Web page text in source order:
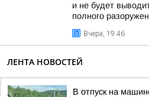
и не будет
полного
Вчера, 19:46
ЛЕНТА НОВОСТЕЙ
В отпуск на